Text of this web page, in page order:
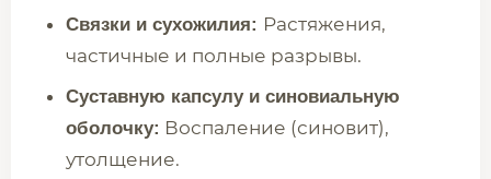
Связки и сухожилия: Растяжения,
частичные и полные разрывы.
Суставную капсулу и синовиальную
оболочку: Воспаление (синовит),
утолщение.